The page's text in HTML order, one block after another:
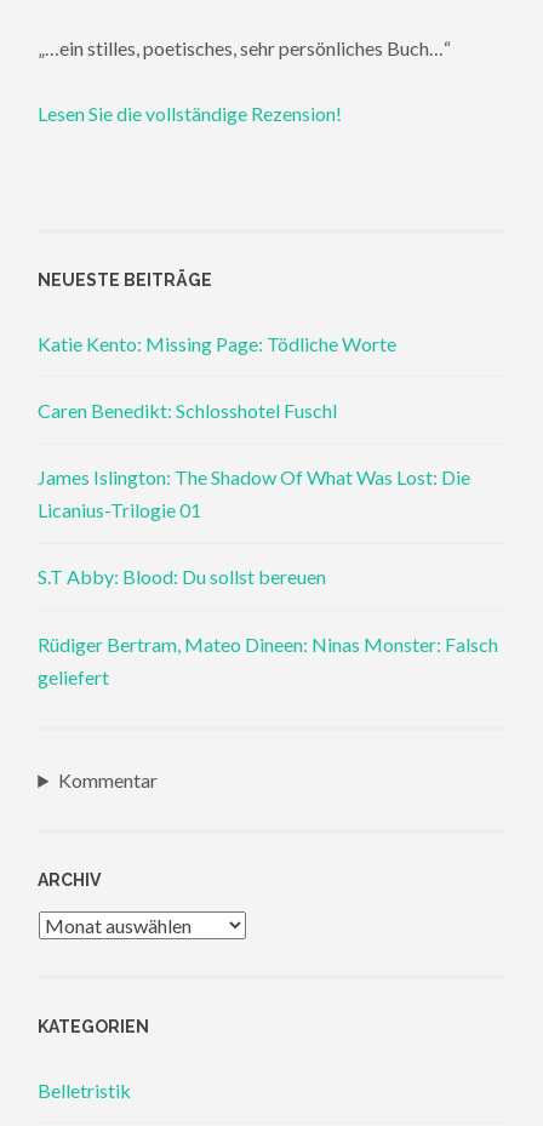
„…ein stilles, poetisches, sehr persönliches Buch…“
Lesen Sie die vollständige Rezension!
NEUESTE BEITRÄGE
Katie Kento: Missing Page: Tödliche Worte
Caren Benedikt: Schlosshotel Fuschl
James Islington: The Shadow Of What Was Lost: Die
Licanius-Trilogie 01
S.T Abby: Blood: Du sollst bereuen
Rüdiger Bertram, Mateo Dineen: Ninas Monster: Falsch
geliefert
Kommentar
ARCHIV
Archiv
KATEGORIEN
Belletristik